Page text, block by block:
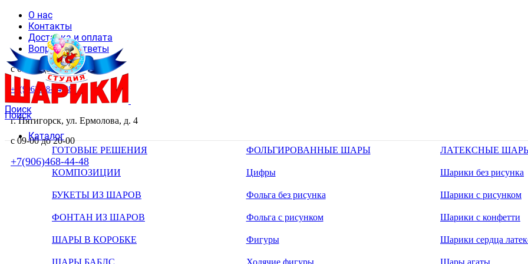
О нас
Контакты
Доставка и оплата
Вопросы и ответы
с 09-00 до 20-00
+7(906)468-44-48
Поиск
г. Пятигорск, ул. Ермолова, д. 4
с 09-00 до 20-00
+7(906)468-44-48
Поиск
Каталог
ГОТОВЫЕ РЕШЕНИЯ
КОМПОЗИЦИИ
БУКЕТЫ ИЗ ШАРОВ
ФОНТАН ИЗ ШАРОВ
ШАРЫ В КОРОБКЕ
ШАРЫ БАБЛС
ФОЛЬГИРОВАННЫЕ ШАРЫ
Цифры
Фольга без рисунка
Фольга с рисунком
Фигуры
Ходячие фигуры
ЛАТЕКСНЫЕ
Шарики без рисунка
Шарики с рисунком
Шарики с конфетти
Шарики сердца
Шары агаты